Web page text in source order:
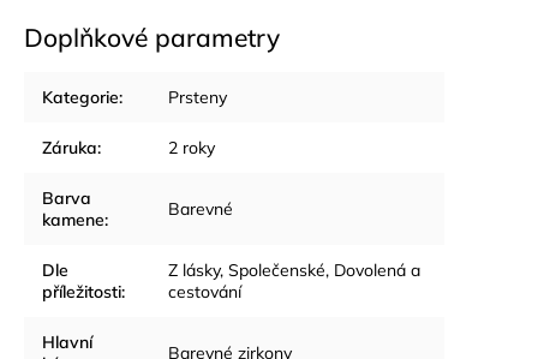
Doplňkové parametry
Kategorie: Prsteny
Záruka: 2 roky
Barva
kamene: Barevné
Dle
příležitosti:
Z lásky, Společenské, Dovolená a
cestování
Hlavní
Barevné zirkony